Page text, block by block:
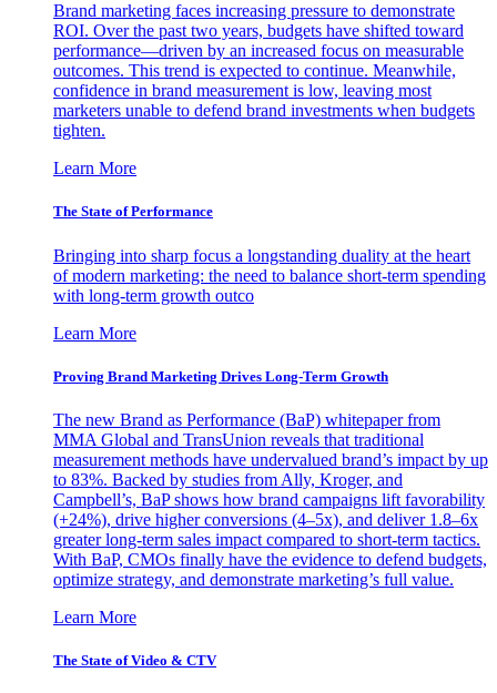
Brand marketing faces increasing pressure to demonstrate
ROI. Over the past two years, budgets have shifted toward
performance—driven by an increased focus on measurable
outcomes. This trend is expected to continue. Meanwhile,
confidence in brand measurement is low, leaving most
marketers unable to defend brand investments when budgets
tighten.
Learn More
The State of Performance
Bringing into sharp focus a longstanding duality at the heart
of modern marketing: the need to balance short-term spending
with long-term growth outco
Learn More
Proving Brand Marketing Drives Long-Term Growth
The new Brand as Performance (BaP) whitepaper from
MMA Global and TransUnion reveals that traditional
measurement methods have undervalued brand’s impact by up
to 83%. Backed by studies from Ally, Kroger, and
Campbell’s, BaP shows how brand campaigns lift favorability
(+24%), drive higher conversions (4–5x), and deliver 1.8–6x
greater long-term sales impact compared to short-term tactics.
With BaP, CMOs finally have the evidence to defend budgets,
optimize strategy, and demonstrate marketing’s full value.
Learn More
The State of Video & CTV